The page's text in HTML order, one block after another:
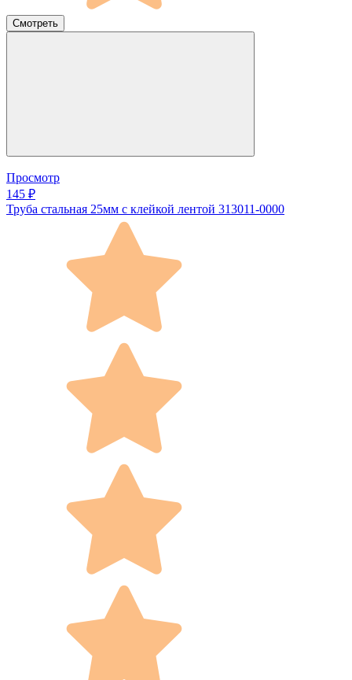
Смотреть
Просмотр
145 ₽
Труба стальная 25мм с клейкой лентой 313011-0000